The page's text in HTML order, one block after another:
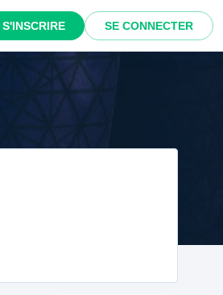
S'INSCRIRE SE CONNECTER